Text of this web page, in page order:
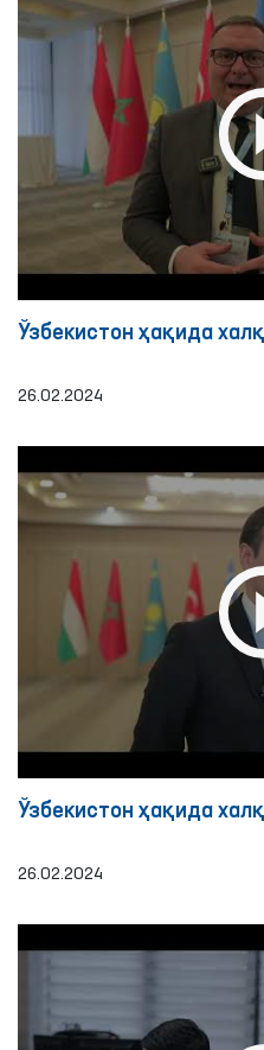
Ўзбекистон ҳақида
26.02.2024
Ўзбекистон ҳақида
26.02.2024